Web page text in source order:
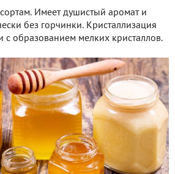
Имеет душистый аромат и
без горчинки. Кристаллизация
с образованием мелких кристаллов.